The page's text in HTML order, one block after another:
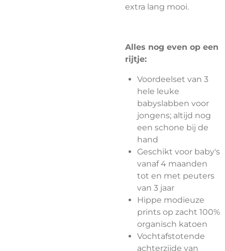
extra lang mooi.
Alles nog even op een
rijtje:
Voordeelset van 3
hele leuke
babyslabben voor
jongens; altijd nog
een schone bij de
hand
Geschikt voor baby's
vanaf 4 maanden
tot en met peuters
van 3 jaar
Hippe modieuze
prints op zacht 100%
organisch katoen
Vochtafstotende
achterzijde van